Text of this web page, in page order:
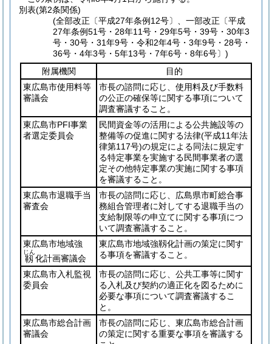
別表(第2条関係)
(全部改正〔平成27年条例12号〕、一部改正〔平成
27年条例51号・28年11号・29年5号・39号・30年3
号・30号・31年9号・令和2年4号・3年9号・28号・
36号・4年3号・5年13号・7年6号・8年6号〕)
附属機関
目的
東広島市使用料等
審議会
市長の諮問に応じ、使用料及び手数料
の公正の確保等に関する事項について
調査審議すること。
東広島市PFI事業
者選定委員会
民間資金等の活用による公共施設等の
整備等の促進に関する法律(平成11年法
律第117号)の規定による同法に規定す
る特定事業を実施する民間事業者の選
定その他特定事業の実施に関する事項
を審議すること。
東広島市退職手当
審査会
市長の諮問に応じ、広島県市町総合事
務組合管理者に対してする退職手当の
支給制限等の申立てに関する事項につ
いて調査審議すること。
東広島市地域強
靱
じん
化計画審議会
東広島市地域強靱化計画の策定に関す
る事項を審議すること。
東広島市入札監視
委員会
市長の諮問に応じ、公共工事等に関す
る入札及び契約の適正化を図るために
必要な事項について調査審議するこ
と。
東広島市総合計画
審議会
市長の諮問に応じ、東広島市総合計画
の策定に関する重要な事項を審議する